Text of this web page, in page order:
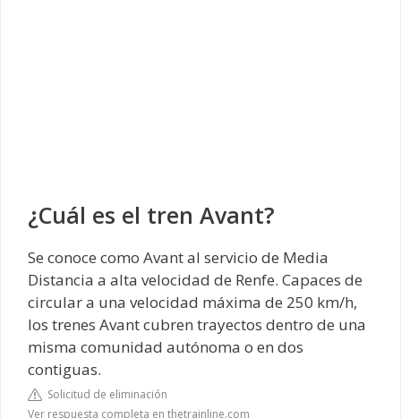
¿Cuál es el tren Avant?
Se conoce como Avant al servicio de Media
Distancia a alta velocidad de Renfe. Capaces de
circular a una velocidad máxima de 250 km/h,
los trenes Avant cubren trayectos dentro de una
misma comunidad autónoma o en dos
contiguas.
Solicitud de eliminación
Ver respuesta completa en thetrainline.com